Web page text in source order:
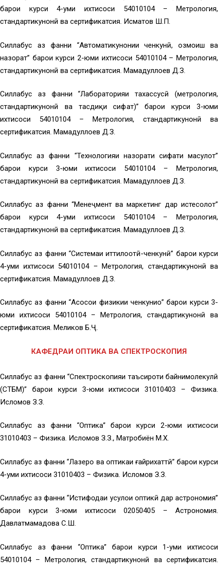
барои курси 4-уми ихтисоси 54010104 – Метрология,
стандартикунонӣ ва сертификатсия. Исматов Ш.П.
Силлабус аз фанни “Автоматикунонии ченкунӣ, озмоиш ва
назорат” барои курси 2-юми ихтисоси 54010104 – Метрология,
стандартикунонӣ ва сертификатсия. Маҳмадуллоев Д.З.
Силлабус аз фанни “Лабораторияи тахассусӣ (метрология,
стандартикунонӣ ва тасдиқи сифат)” барои курси 3-юми
ихтисоси 54010104 – Метрология, стандартикунонӣ ва
сертификатсия. Маҳмадуллоев Д.З.
Силлабус аз фанни “Технологияи назорати сифати маҳсулот”
барои курси 3-юми ихтисоси 54010104 – Метрология,
стандартикунонӣ ва сертификатсия. Маҳмадуллоев Д.З.
Силлабус аз фанни “Менеҷмент ва маркетинг дар истеҳсолот”
барои курси 4-уми ихтисоси 54010104 – Метрология,
стандартикунонӣ ва сертификатсия. Маҳмадуллоев Д.З.
Силлабус аз фанни “Системаи иттилоотӣ-ченкунӣ” барои курси
4-уми ихтисоси 54010104 – Метрология, стандартикунонӣ ва
сертификатсия. Маҳмадуллоев Д.З.
Силлабус аз фанни “Асосҳои физикии ченкуниҳо” барои курси 3-
юми ихтисоси 54010104 – Метрология, стандартикунонӣ ва
сертификатсия. Меликов Б.Ҷ.
КАФЕДРАИ ОПТИКА ВА СПЕКТРОСКОПИЯ
Силлабус аз фанни “Спектроскопияи таъсироти байнимолекулӣ
(СТБМ)” барои курси 3-юми ихтисоси 31010403 – Физика.
Исломов З.З.
Силлабус аз фанни “Оптика” барои курси 2-юми ихтисоси
31010403 – Физика. Исломов З.З., Матробиён М.Х.
Силлабус аз фанни “Лазерҳо ва оптикаи ғайрихаттӣ” барои курси
4-уми ихтисоси 31010403 – Физика. Исломов З.З.
Силлабус аз фанни “Истифодаи усулҳои оптикӣ дар астрономия”
барои курси 3-юми ихтисоси 02050405 – Астрономия.
Давлатмамадова С.Ш.
Силлабус аз фанни “Оптика” барои курси 1-уми ихтисоси
54010104 – Метрология, стандартикунонӣ ва сертификатсия.